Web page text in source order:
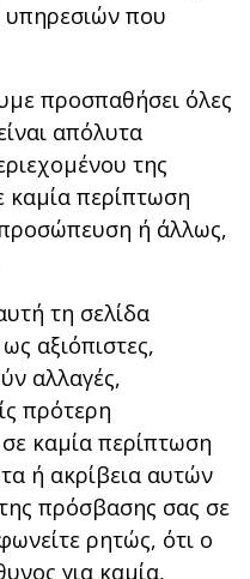
που
προσπαθήσει όλες
απόλυτα
της
καμία περίπτωση
ή άλλως,
τη σελίδα
αξιόπιστες,
αλλαγές,
πρότερη
καμία περίπτωση
ή ακρίβεια αυτών
πρόσβασης σας σε
ρητώς, ότι ο
για καμία,